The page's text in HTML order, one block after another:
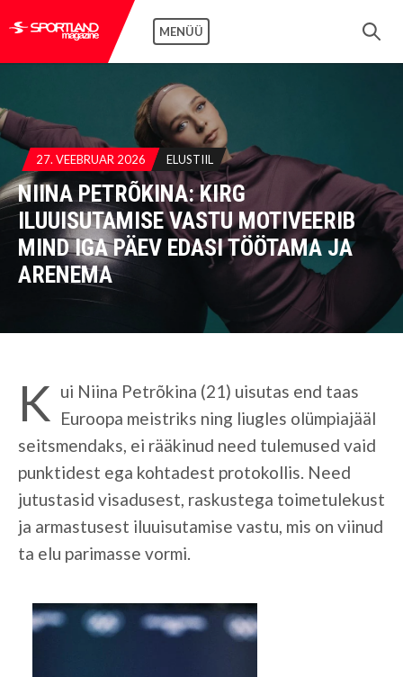
MENÜÜ
27. VEEBRUAR 2026 ELUSTIIL
NIINA PETRÕKINA: KIRG
ILUUISUTAMISE VASTU MOTIVEERIB
MIND IGA PÄEV EDASI TÖÖTAMA JA
ARENEMA
K ui Niina Petrõkina (21) uisutas end taas
Euroopa meistriks ning liugles olümpiajääl
seitsmendaks, ei rääkinud need tulemused vaid
punktidest ega kohtadest protokollis. Need
jutustasid visadusest, raskustega toimetulekust
ja armastusest iluuisutamise vastu, mis on viinud
ta elu parimasse vormi.